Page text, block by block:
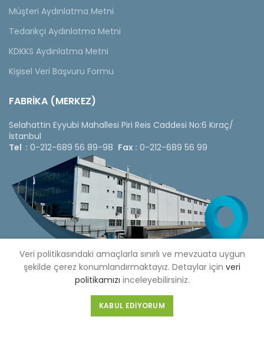
Müşteri Aydınlatma Metni
Tedarikçi Aydınlatma Metni
KDKKS Aydınlatma Metni
Kişisel Veri Başvuru Formu
FABRİKA (MERKEZ)
Selahattin Eyyubi Mahallesi Piri Reis Caddesi No:6 Kıraç/
İstanbul
Tel : 0-212-689 56 89-98 Fax : 0-212-689 56 99
Veri politikasındaki amaçlarla sınırlı ve mevzuata uygun
şekilde çerez konumlandırmaktayız. Detaylar için veri
politikamızı inceleyebilirsiniz.
KABUL EDIYORUM